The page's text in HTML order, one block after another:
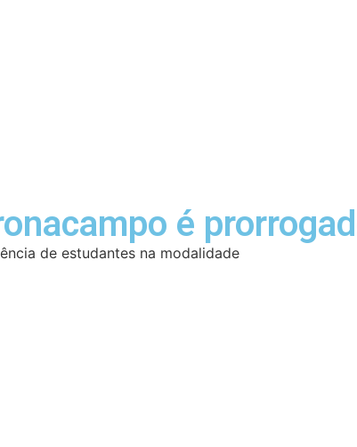
é
de estudantes na modalidade